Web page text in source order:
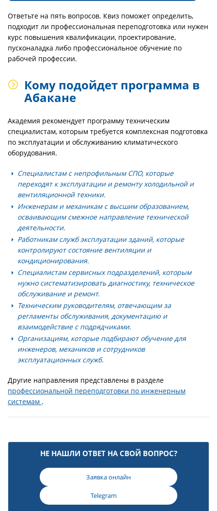
Ответьте на пять вопросов. Квиз поможет определить,
подходит ли профессиональная переподготовка или нужен
курс повышения квалификации, проектирование,
пусконаладка либо профессиональное обучение по
рабочей профессии.
Кому подойдет программа в
Абакане
Академия рекомендует программу техническим
специалистам, которым требуется комплексная подготовка
по эксплуатации и обслуживанию климатического
оборудования.
Специалистам с непрофильным СПО, которые
переходят к эксплуатации и ремонту холодильной и
вентиляционной техники.
Инженерам и механикам с высшим образованием,
осваивающим смежное направление технической
деятельности.
Работникам служб эксплуатации зданий, которые
контролируют состояние вентиляции и
кондиционирования.
Специалистам сервисных подразделений, которым
нужно систематизировать диагностику, техническое
обслуживание и ремонт.
Техническим руководителям, отвечающим за
регламенты обслуживания, документацию и
взаимодействие с подрядчиками.
Организациям, которые подбирают обучение для
инженеров, механиков и сотрудников
эксплуатационных служб.
Другие направления представлены в разделе
профессиональной переподготовки по инженерным
системам .
НЕ НАШЛИ ОТВЕТ НА СВОЙ ВОПРОС?
Заявка онлайн
Telegram